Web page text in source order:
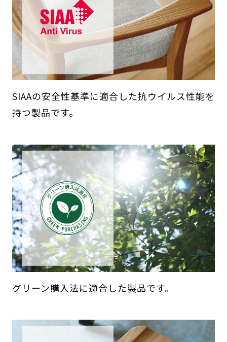
SIAAの安全性基準に適合した抗ウイルス性能を
持つ製品です。
グリーン購入法に適合した製品です。